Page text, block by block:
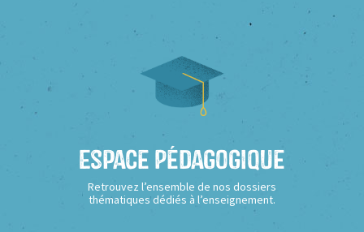
Espace Pédagogique
Retrouvez l’ensemble de nos dossiers
thématiques dédiés à l’enseignement.